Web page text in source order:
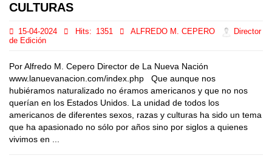
CULTURAS
15-04-2024 Hits: 1351 ALFREDO M. CEPERO
Director
de Edición
Por Alfredo M. Cepero Director de La Nueva Nación
www.lanuevanacion.com/index.php Que aunque nos
hubiéramos naturalizado no éramos americanos y que no nos
querían en los Estados Unidos. La unidad de todos los
americanos de diferentes sexos, razas y culturas ha sido un tema
que ha apasionado no sólo por años sino por siglos a quienes
vivimos en ...